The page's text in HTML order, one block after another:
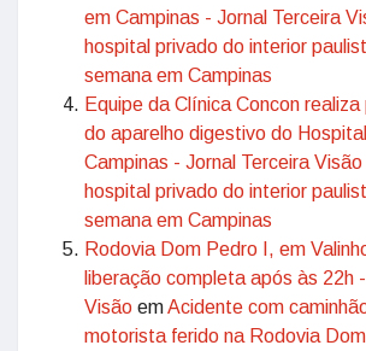
em Campinas - Jornal Terceira
hospital privado do interior
semana em Campinas
Equipe da Clínica Concon
do aparelho digestivo do
Campinas - Jornal Terceira Visão
hospital privado do interior
semana em Campinas
Rodovia Dom Pedro I, em
liberação completa após às 22h
Visão emAcidente com
motorista ferido na Rodovia